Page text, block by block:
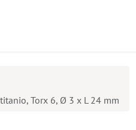
Torx 6, Ø 3 x L 24 mm